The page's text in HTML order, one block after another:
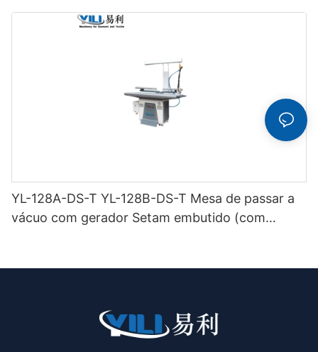
YL-128A-DS-T YL-128B-DS-T Mesa de passar a
vácuo com gerador Setam embutido (com